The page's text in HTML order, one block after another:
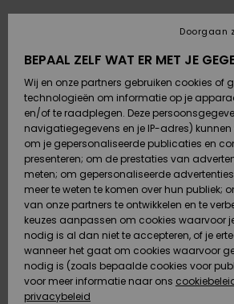
Accessoires
Schoenen &
Slippers
Surf /
Water
Snow
Nieuw
JONGENS
Accessoires
Schoenen &
Slippers
Surf /
Water
Sneeuw
Nieuw
DAMES
Highlights
Snow
SURF
Surf Shop
Highlights
Community
SNOW
Snow Shop
Dames
Snow Shop
Highlights
SALE ON
SALE
Kinderen
VROUW
OUTLET
Regio- En
Taalinstellingen
Retouren
Betaling
Giftcard
Quiksilver
Freedom
BEPAAL ZELF WAT ER MET JE
Wij en onze partners gebruiken cookies of
technologieën om informatie op je
en/of te raadplegen. Deze
navigatiegegevens en je IP-adres)
om je gepersonaliseerde publicaties en
presenteren; om de prestaties van
meten; om gepersonaliseerde
meer te weten te komen over hun publiek;
van onze partners te ontwikkelen en te
keuzes aanpassen om cookies waarvoor
nodig is al dan niet te accepteren, of je
wanneer het gaat om cookies waarvoor
nodig is (zoals bepaalde cookies voor
voor meer informatie naar ons
privacybeleid
Doorgaan